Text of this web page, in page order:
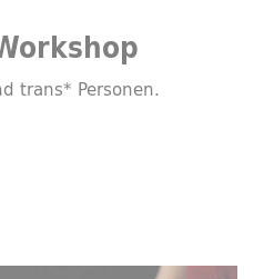
trans* Personen.